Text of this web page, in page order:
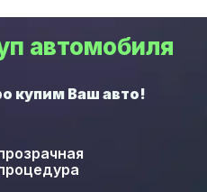
автомобиля